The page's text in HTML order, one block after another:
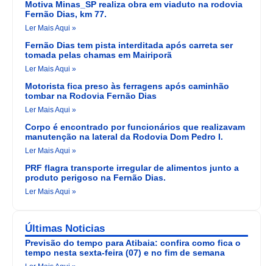
Motiva Minas_SP realiza obra em viaduto na rodovia
Fernão Dias, km 77.
Ler Mais Aqui »
Fernão Dias tem pista interditada após carreta ser
tomada pelas chamas em Mairiporã
Ler Mais Aqui »
Motorista fica preso às ferragens após caminhão
tombar na Rodovia Fernão Dias
Ler Mais Aqui »
Corpo é encontrado por funcionários que realizavam
manutenção na lateral da Rodovia Dom Pedro I.
Ler Mais Aqui »
PRF flagra transporte irregular de alimentos junto a
produto perigoso na Fernão Dias.
Ler Mais Aqui »
Últimas Noticias
Previsão do tempo para Atibaia: confira como fica o
tempo nesta sexta-feira (07) e no fim de semana